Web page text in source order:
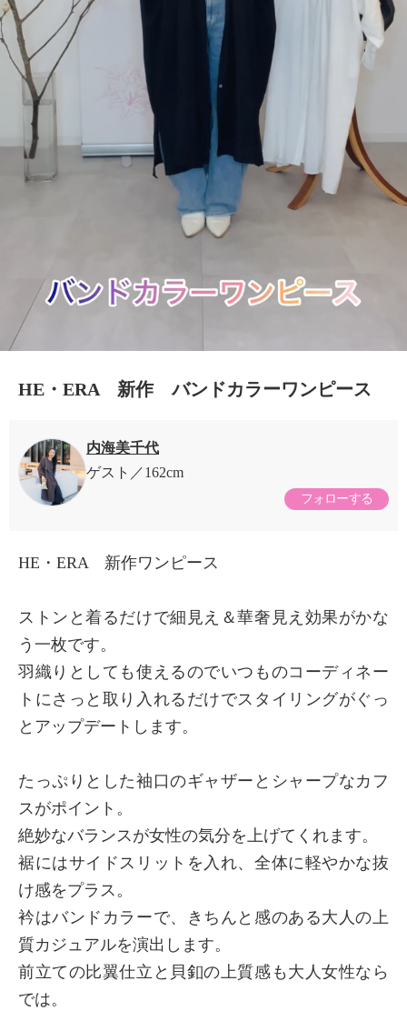
HE・ERA 新作 バンドカラーワンピース
内海美千代
ゲスト
162cm
フォローする
HE・ERA 新作ワンピース
ストンと着るだけで細見え＆華奢見え効果がかな
う一枚です。
羽織りとしても使えるのでいつものコーディネー
トにさっと取り入れるだけでスタイリングがぐっ
とアップデートします。
たっぷりとした袖口のギャザーとシャープなカフ
スがポイント。
絶妙なバランスが女性の気分を上げてくれます。
裾にはサイドスリットを入れ、全体に軽やかな抜
け感をプラス。
衿はバンドカラーで、きちんと感のある大人の上
質カジュアルを演出します。
前立ての比翼仕立と貝釦の上質感も大人女性なら
では。